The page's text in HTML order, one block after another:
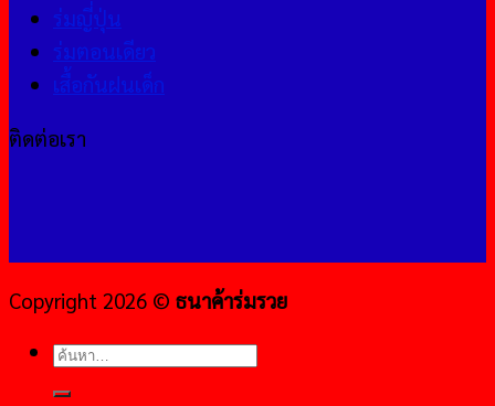
ร่มญี่ปุ่น
ร่มตอนเดียว
เสื้อกันฝนเด็ก
ติดต่อเรา
Copyright 2026 © ธนาค้าร่มรวย
ค้นหา: